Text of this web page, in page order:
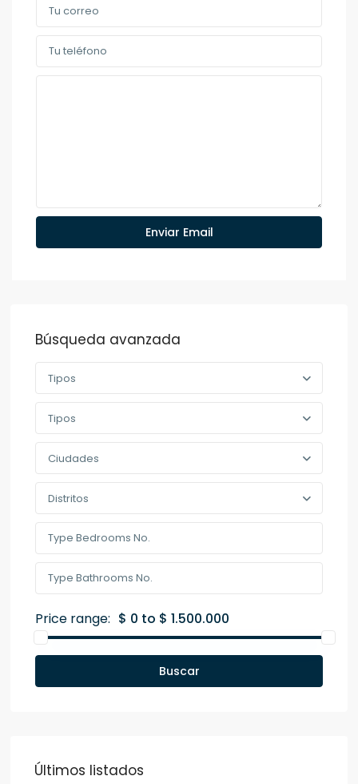
Búsqueda avanzada
Tipos
Tipos
Ciudades
Distritos
Price range: $ 0 to $ 1.500.000
Buscar
Últimos listados